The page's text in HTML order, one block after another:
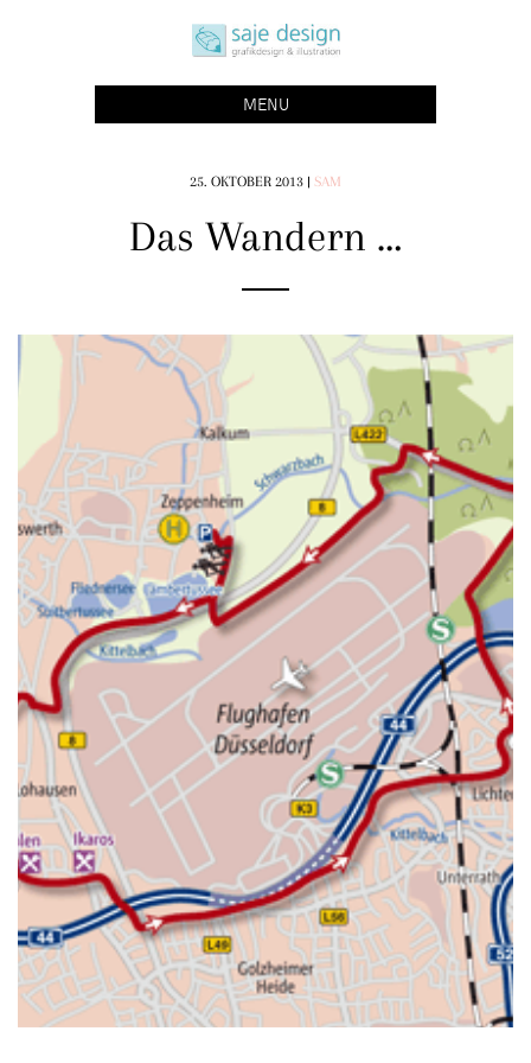
saje design bonn
grafikdesign | buchgestaltung | illustration
MENU
25. OKTOBER 2013 | SAM
Das Wandern …